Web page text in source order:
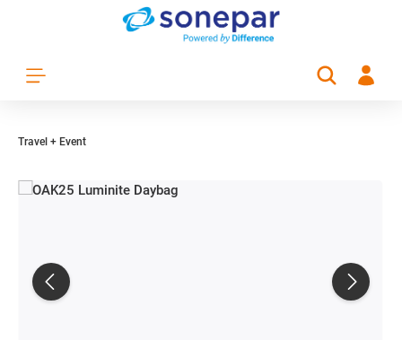
Zum Hauptinhalt springen
Travel + Event